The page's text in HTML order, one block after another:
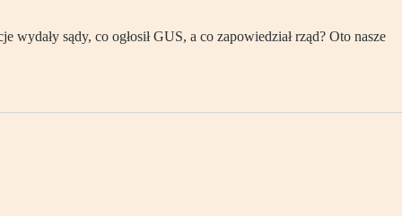
sądy, co ogłosił GUS, a co zapowiedział rząd? Oto nasze